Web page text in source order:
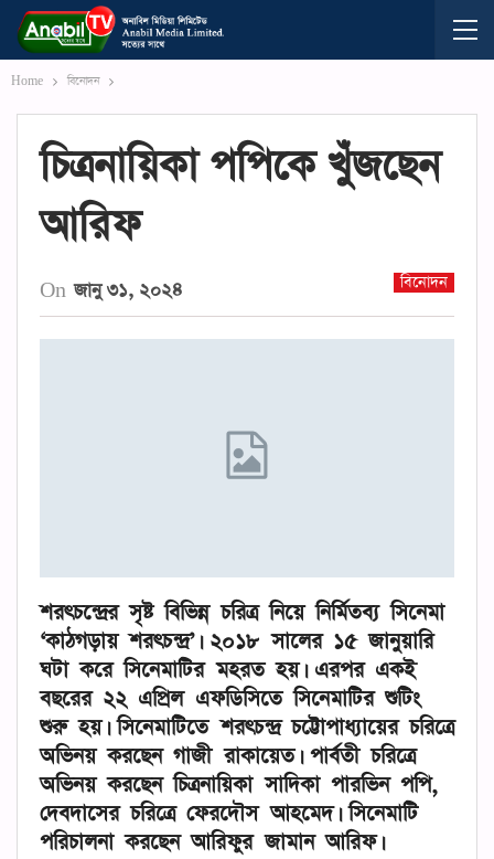
Home বিনোদন
চিত্রনায়িকা পপিকে খুঁজছেন
আরিফ
বিনোদন
On জানু ৩১, ২০২৪
শরৎচন্দ্রের সৃষ্ট বিভিন্ন চরিত্র নিয়ে নির্মিতব্য সিনেমা
‘কাঠগড়ায় শরৎচন্দ্র’। ২০১৮ সালের ১৫ জানুয়ারি
ঘটা করে সিনেমাটির মহরত হয়। এরপর একই
বছরের ২২ এপ্রিল এফডিসিতে সিনেমাটির শুটিং
শুরু হয়। সিনেমাটিতে শরৎচন্দ্র চট্টোপাধ্যায়ের চরিত্রে
অভিনয় করছেন গাজী রাকায়েত। পার্বতী চরিত্রে
অভিনয় করছেন চিত্রনায়িকা সাদিকা পারভিন পপি,
দেবদাসের চরিত্রে ফেরদৌস আহমেদ। সিনেমাটি
পরিচালনা করছেন আরিফুর জামান আরিফ।